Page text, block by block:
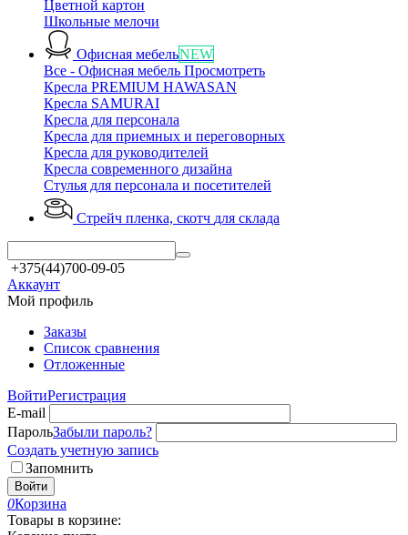
Цветной картон
Школьные мелочи
Офисная мебельNEW
Все - Офисная мебель Просмотреть
Кресла PREMIUM HAWASAN
Кресла SAMURAI
Кресла для персонала
Кресла для приемных и переговорных
Кресла для руководителей
Кресла современного дизайна
Стулья для персонала и посетителей
Стрейч пленка, скотч для склада
+375(44)700-09-05
Аккаунт
Мой профиль
Заказы
Список сравнения
Отложенные
ВойтиРегистрация
E-mail
ПарольЗабыли пароль?
Создать учетную запись
Запомнить
Войти
0Корзина
Товары в корзине: